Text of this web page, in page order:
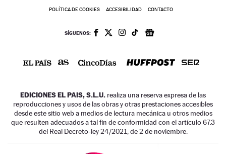
POLÍTICA DE COOKIES ACCESIBILIDAD CONTACTO
SÍGUENOS:
EDICIONES EL PAIS, S.L.U. realiza una reserva expresa de las
reproducciones y usos de las obras y otras prestaciones accesibles
desde este sitio web a medios de lectura mecánica u otros medios
que resulten adecuados a tal fin de conformidad con el artículo 67.3
del Real Decreto-ley 24/2021, de 2 de noviembre.